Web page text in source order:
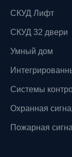
СКУД Лифт
СКУД 32 двери
Умный дом
Системы
Охранная
Пожарная